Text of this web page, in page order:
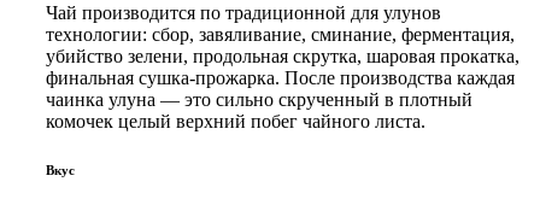
Чай производится по традиционной для улунов
технологии: сбор, завяливание, сминание, ферментация,
убийство зелени, продольная скрутка, шаровая прокатка,
финальная сушка-прожарка. После производства каждая
чаинка улуна — это сильно скрученный в плотный
комочек целый верхний побег чайного листа.
Вкус